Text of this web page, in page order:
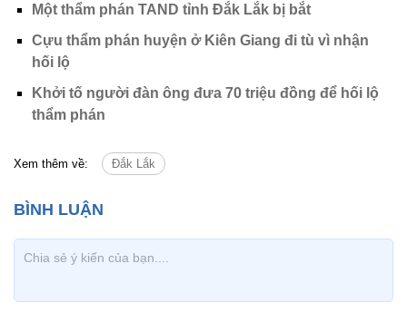
Một thẩm phán TAND tỉnh Đắk Lắk bị bắt
Cựu thẩm phán huyện ở Kiên Giang đi tù vì nhận
hối lộ
Khởi tố người đàn ông đưa 70 triệu đồng để hối lộ
thẩm phán
Xem thêm về: Đắk Lắk